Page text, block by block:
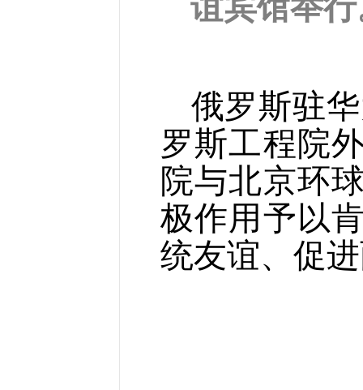
谊宾馆举
俄罗斯驻
罗斯工程院
院与北京环
极作用予以
统友谊、促